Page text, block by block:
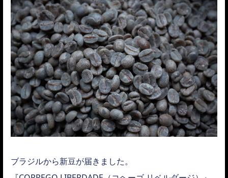
ブラジルから新豆が届きました。